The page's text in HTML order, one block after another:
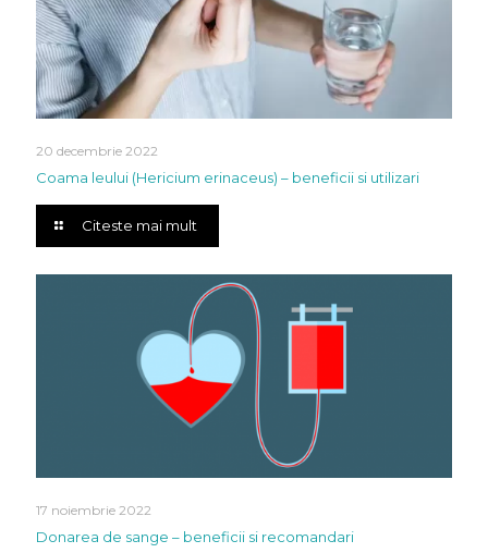
20 decembrie 2022
Coama leului (Hericium erinaceus) – beneficii si utilizari
Citeste mai mult
17 noiembrie 2022
Donarea de sange – beneficii si recomandari